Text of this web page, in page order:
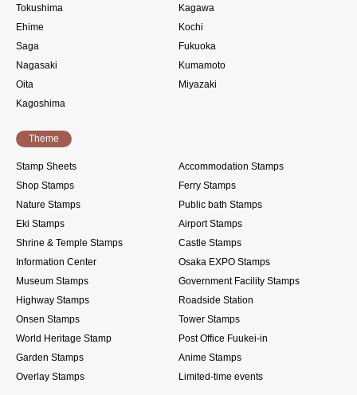
Tokushima
Kagawa
Ehime
Kochi
Saga
Fukuoka
Nagasaki
Kumamoto
Oita
Miyazaki
Kagoshima
Theme
Stamp Sheets
Accommodation Stamps
Shop Stamps
Ferry Stamps
Nature Stamps
Public bath Stamps
Eki Stamps
Airport Stamps
Shrine & Temple Stamps
Castle Stamps
Information Center
Osaka EXPO Stamps
Museum Stamps
Government Facility Stamps
Highway Stamps
Roadside Station
Onsen Stamps
Tower Stamps
World Heritage Stamp
Post Office Fuukei-in
Garden Stamps
Anime Stamps
Overlay Stamps
Limited-time events